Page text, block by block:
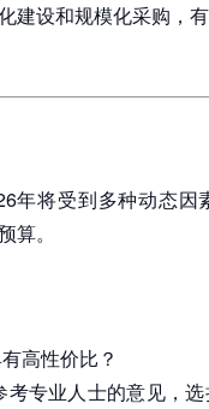
建设和规模化采购，
年将受到多种动态因
。
高性价比？
专业人士的意见，